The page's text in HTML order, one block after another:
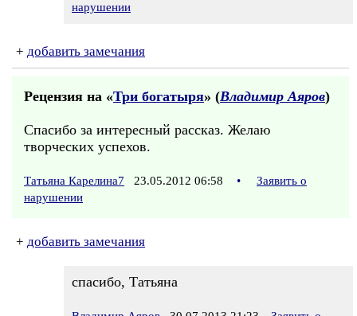
нарушении
+ добавить замечания
Рецензия на «Три богатыря» (Владимир Аяров)
Спасибо за интересный рассказ. Желаю
творческих успехов.
Татьяна Карелина7 23.05.2012 06:58 •
Заявить о
нарушении
+ добавить замечания
спасибо, Татьяна